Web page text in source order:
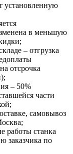
установленную
в меньшую
– отгрузка
отсрочка
– 50%
части
самовывоз
работы станка
заказчика по